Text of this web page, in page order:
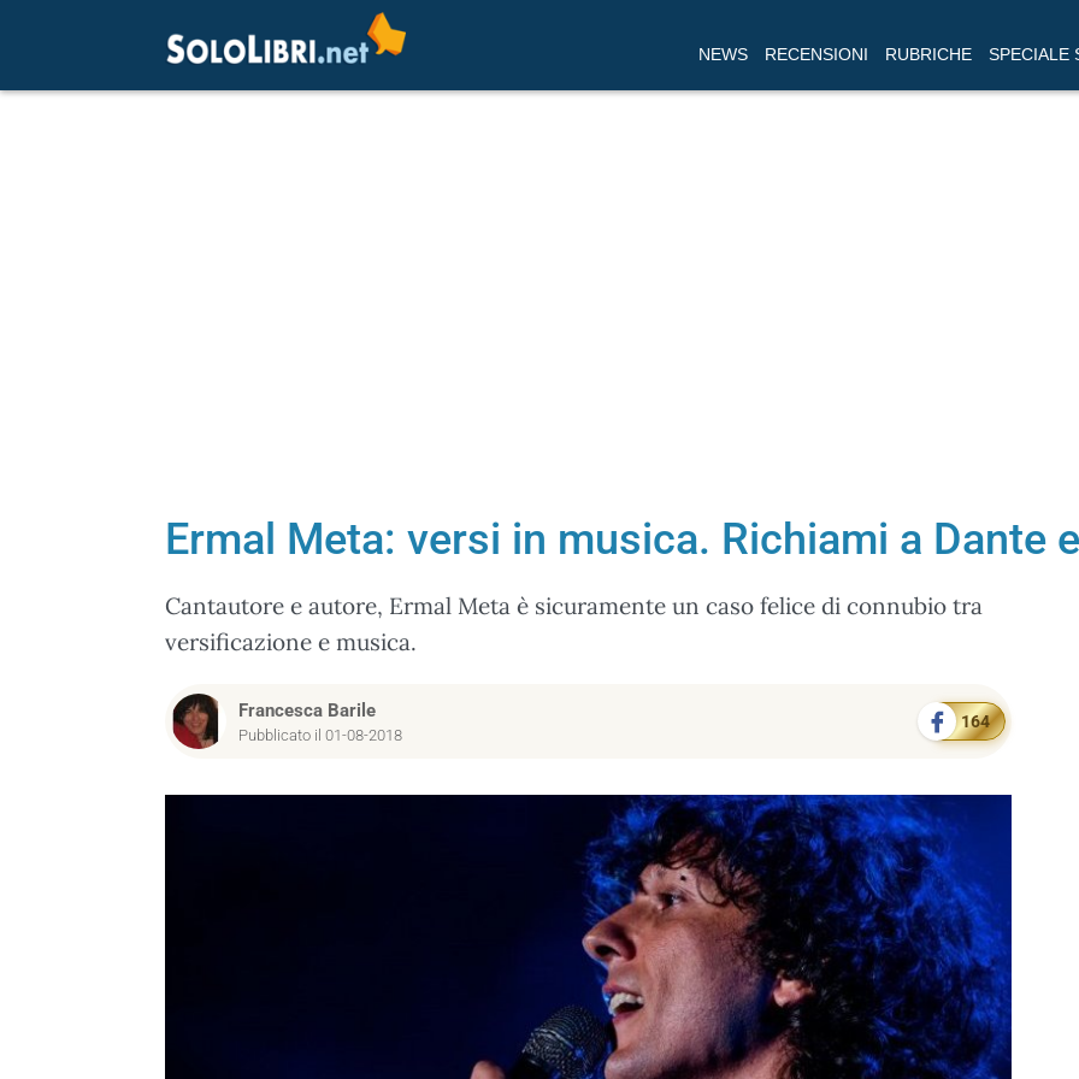
NEWS RECENSIONI RUBRICHE SPECIALE
Ermal Meta: versi in musica. Richiami a Dante
Cantautore e autore, Ermal Meta è sicuramente un caso felice di connubio tra
versificazione e musica.
Francesca Barile
Pubblicato il 01-08-2018
164